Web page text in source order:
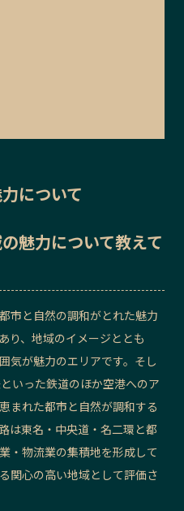
について
魅力について教えて
市と自然の調和がとれた魅力
り、地域のイメージととも
気が魅力のエリアです。そし
いった鉄道のほか空港へのア
まれた都市と自然が調和する
は東名・中央道・名二環と都
・物流業の集積地を形成して
関心の高い地域として評価さ